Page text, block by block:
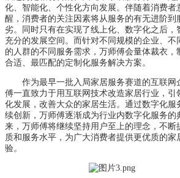
化、智能化、个性化方向发展。伴随着消费者
醒，消费者的关注因素将从服务的有无进阶到
劣。同时只有在实现了线上化、数字化之后，
充分的发展空间。而针对不同规模的企业、不
的人群的不同服务需求，万师傅会量体裁衣，
合适、最匹配的定制化服务解决方案。
作为最早一批入局家居服务赛道的互联网
傅一直致力于用互联网技术改造家居行业，引
化发展，改善大众的家居生活。通过数字化服
续创新，万师傅逐渐成为行业内数字化服务的
来，万师傅将继续坚持用户至上的理念，不断
质和服务水平，为广大消费者提供更优质的家
验。